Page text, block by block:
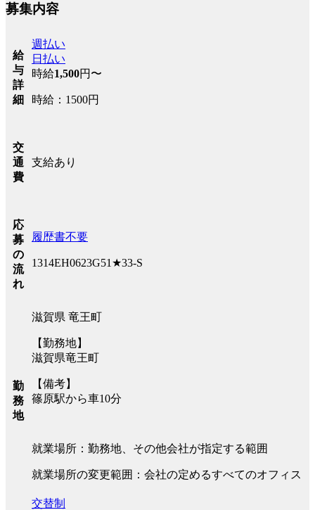
募集内容
給
与
詳
細
週払い
日払い
時給1,500円〜
時給：1500円
交
通
費
支給あり
応
募
の
流
れ
履歴書不要
1314EH0623G51★33-S
勤
務
地
滋賀県 竜王町
【勤務地】
滋賀県竜王町
【備考】
篠原駅から車10分
就業場所：勤務地、その他会社が指定する範囲
就業場所の変更範囲：会社の定めるすべてのオフィス
交替制